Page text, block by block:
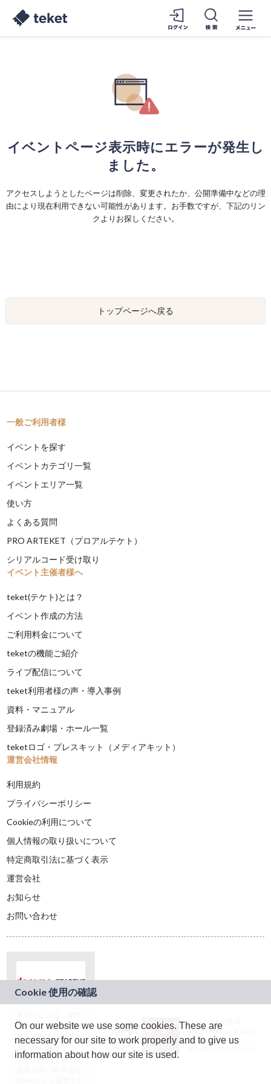
イベントページ表示時にエラーが発生し
ました。
アクセスしようとしたページは削除、変更されたか、公開準備中などの理
由により現在利用できない可能性があります。お手数ですが、下記のリン
クよりお探しください。
トップページへ戻る
一般ご利用者様
イベントを探す
イベントカテゴリ一覧
イベントエリア一覧
使い方
よくある質問
PRO ARTEKET（プロアルテケト）
シリアルコード受け取り
イベント主催者様へ
teket(テケト)とは？
イベント作成の方法
ご利用料金について
teketの機能ご紹介
ライブ配信について
teket利用者様の声・導入事例
資料・マニュアル
登録済み劇場・ホール一覧
teketロゴ・プレスキット（メディアキット）
運営会社情報
利用規約
プライバシーポリシー
Cookieの利用について
個人情報の取り扱いについて
特定商取引法に基づく表示
運営会社
お知らせ
お問い合わせ
ドコモグループの新
規事業創出プログラ
ム「docomo
STARTUP」を通じて
JASRAC許諾番号：
9024936001Y45037
JASRAC許諾番号：
On our website we use some cookies. These are
necessary for our site to work properly and to give us
information about how our site is used.